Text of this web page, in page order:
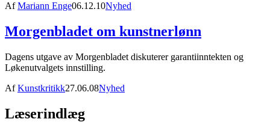
AfMariann Enge06.12.10Nyhed
Morgenbladet om kunstnerlønn
Dagens utgave av Morgenbladet diskuterer garantiinntekten og
Løkenutvalgets innstilling.
AfKunstkritikk27.06.08Nyhed
Læserindlæg